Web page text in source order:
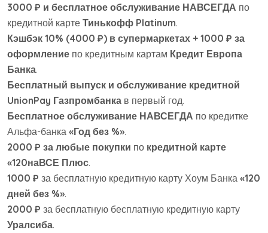
3000 ₽ и бесплатное обслуживание НАВСЕГДА по
кредитной карте Тинькофф Platinum.
Кэшбэк 10% (4000 ₽) в супермаркетах + 1000 ₽ за
оформление по кредитным картам Кредит Европа
Банка.
Бесплатный выпуск и обслуживание кредитной
UnionPay Газпромбанка в первый год.
Бесплатное обслуживание НАВСЕГДА по кредитке
Альфа-банка «Год без %».
2000 ₽ за любые покупки по кредитной карте
«120наВСЕ Плюс.
1000 ₽ за бесплатную кредитную карту Хоум Банка «120
дней без %».
2000 ₽ за бесплатную бесплатную кредитную карту
Уралсиба.